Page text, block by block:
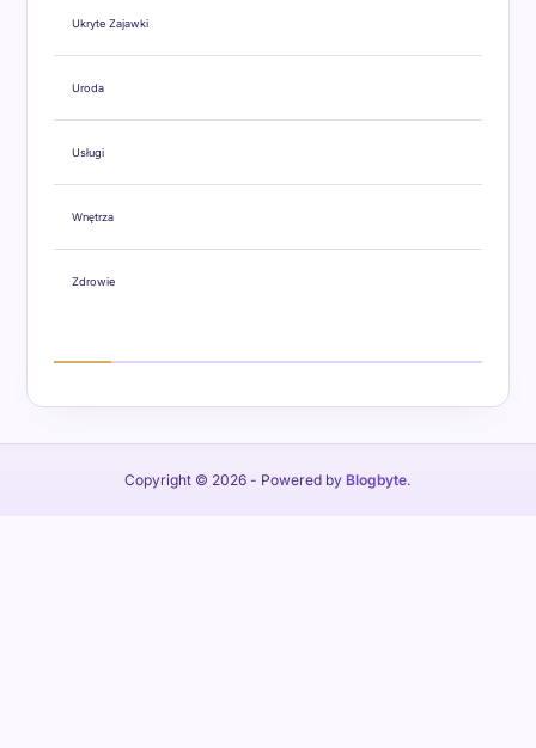
Ukryte Zajawki
Uroda
Usługi
Wnętrza
Zdrowie
Copyright © 2026 - Powered by Blogbyte.